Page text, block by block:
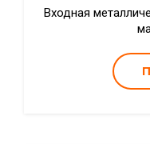
Входная